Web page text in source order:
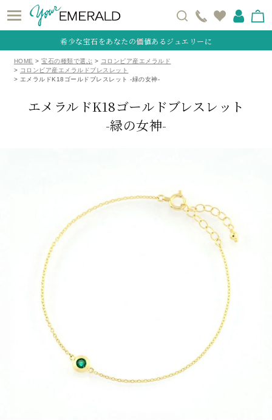
希少な宝石をあなたの価値あるジュエリーに
HOME 宝石の種類で選ぶ
コロンビア産エメラルド
コロンビア産エメラルドブレスレット
エメラルドK18ゴールドブレスレット -緑の女神-
エメラルドK18ゴールドブレスレット
-緑の女神-